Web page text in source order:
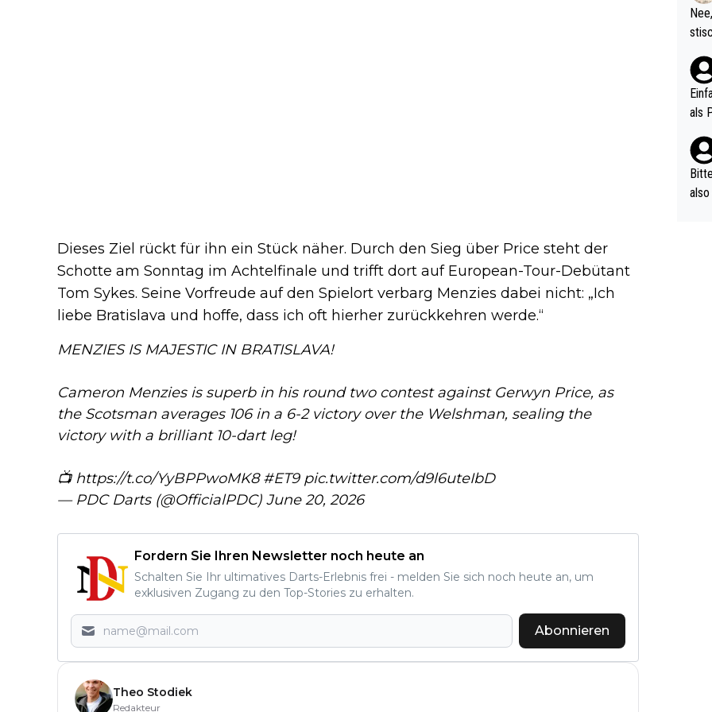
Dieses Ziel rückt für ihn ein Stück näher. Durch den Sieg über Price steht der
Schotte am Sonntag im Achtelfinale und trifft dort auf European-Tour-Debütant
Tom Sykes. Seine Vorfreude auf den Spielort verbarg Menzies dabei nicht: „Ich
liebe Bratislava und hoffe, dass ich oft hierher zurückkehren werde.“
MENZIES IS MAJESTIC IN BRATISLAVA!
Cameron Menzies is superb in his round two contest against Gerwyn Price, as
the Scotsman averages 106 in a 6-2 victory over the Welshman, sealing the
victory with a brilliant 10-dart leg!
📺 https://t.co/YyBPPwoMK8 #ET9 pic.twitter.com/d9l6uteIbD
— PDC Darts (@OfficialPDC) June 20, 2026
Fordern Sie Ihren Newsletter noch heute an
Schalten Sie Ihr ultimatives Darts-Erlebnis frei - melden Sie sich noch heute an, um
exklusiven Zugang zu den Top-Stories zu erhalten.
Abonnieren
Theo Stodiek
Redakteur
(in
als
nes
ttler
vV
als